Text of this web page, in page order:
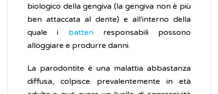
biologico della gengiva (la gengiva non è più
ben attaccata al dente) e all'interno della
quale i batteriresponsabili possono
alloggiare e produrre danni.
La parodontite è una malattia abbastanza
diffusa, colpisce prevalentemente in età